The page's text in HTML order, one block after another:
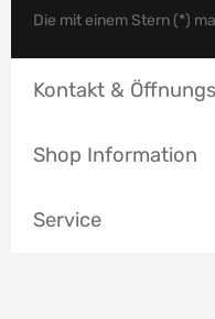
Die mit einem Stern (*)
Kontakt &
Shop Information
Service